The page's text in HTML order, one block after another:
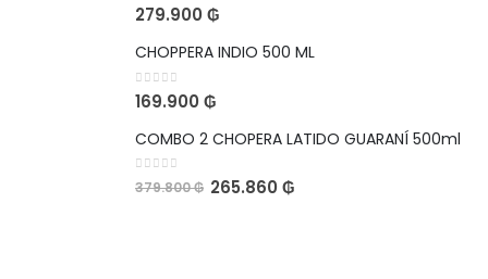
0out of 5
279.900 ₲
CHOPPERA INDIO 500 ML
0out of 5
169.900 ₲
COMBO 2 CHOPERA LATIDO GUARANÍ 500ml
0out of 5
379.800₲ 265.860 ₲